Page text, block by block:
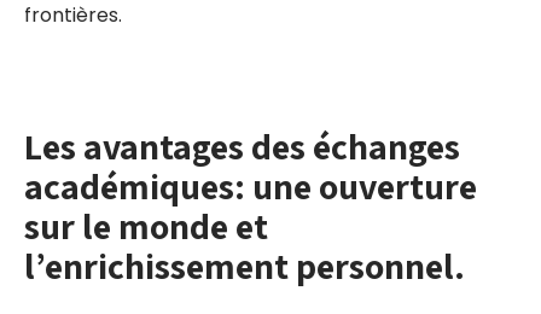
frontières.
Les avantages des échanges
académiques: une ouverture
sur le monde et
l’enrichissement personnel.